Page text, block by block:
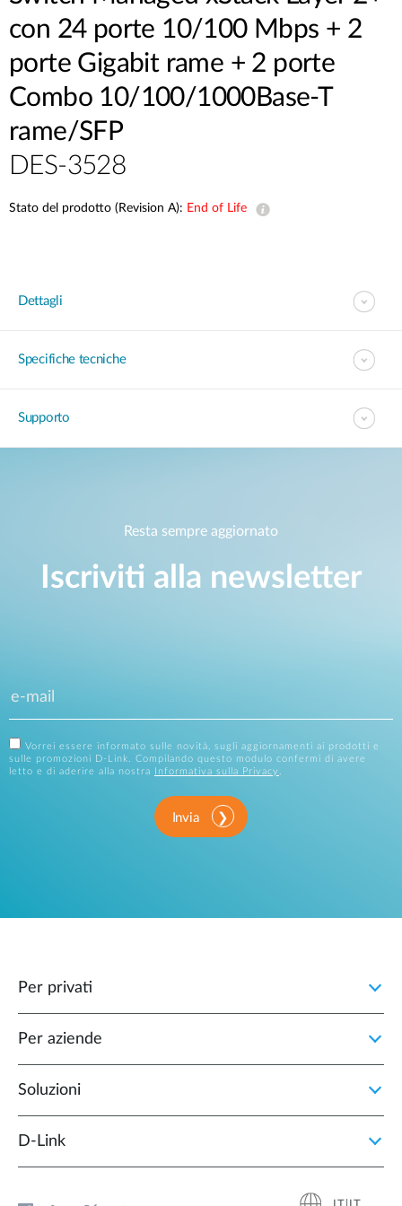
con 24 porte 10/100 Mbps + 2
porte Gigabit rame + 2 porte
Combo 10/100/1000Base-T
rame/SFP
DES-3528
Stato del prodotto (Revision A): End of Life
Dettagli
Specifiche tecniche
Supporto
Resta sempre aggiornato
Iscriviti alla newsletter
Vorrei essere informato sulle novità, sugli aggiornamenti ai prodotti e
sulle promozioni D-Link. Compilando questo modulo confermi di avere
letto e di aderire alla nostra
Informativa sulla Privacy .
Invia
Per privati
Per aziende
Soluzioni
D‑Link